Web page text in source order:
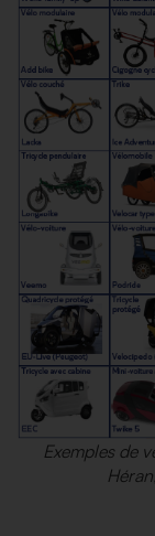
Exemples de